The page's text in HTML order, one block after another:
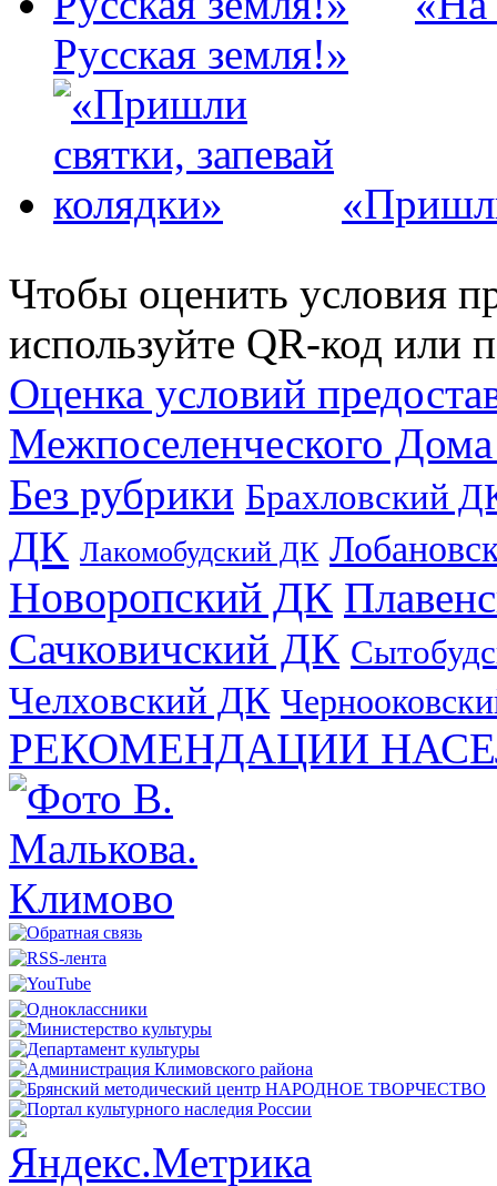
Русская земля!»
Чтобы оценить условия
используйте QR-код или
Оценка условий
Межпоселенческого
Без рубрики Брахловский
ДК Лакомобудский ДК
Новоропский ДК
Сачковичский ДК
Челховский ДК
РЕКОМЕНДАЦИИ